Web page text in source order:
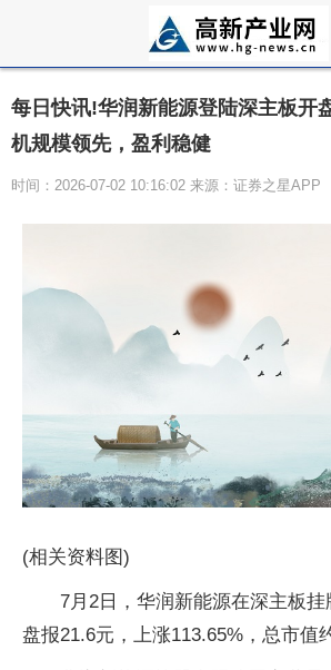
每日快讯!华润新能源登陆深主板开
机规模领先，盈利稳健
时间：2026-07-02 10:16:02 来源：证券之星APP
(相关资料图)
7月2日，华润新能源在深主板
盘报21.6元，上涨113.65%，总市值